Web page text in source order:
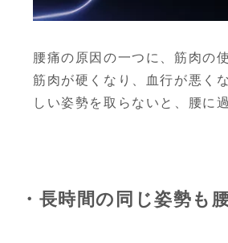
腰痛の原因の一つに、筋肉の
筋肉が硬くなり、血行が悪く
しい姿勢を取らないと、腰に
・長時間の同じ姿勢も